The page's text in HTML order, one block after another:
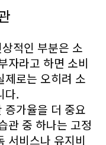
적인 부분은 소
자라고 하면 소비
제로는 오히려 소
다.
증가율을 더 중요
관 중 하나는 고정
서비스나 유지비